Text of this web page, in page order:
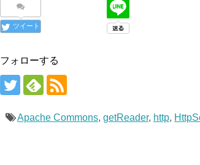
ツイート
フォローする
Apache Commons, getReader, http,